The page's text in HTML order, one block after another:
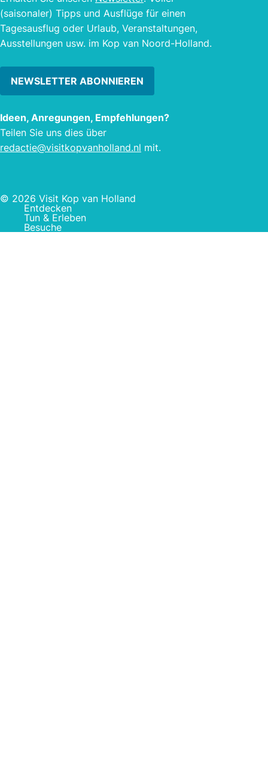
(saisonaler) Tipps und Ausflüge für einen
Tagesausflug oder Urlaub, Veranstaltungen,
Ausstellungen usw. im Kop van Noord-Holland.
NEWSLETTER ABONNIEREN
Ideen, Anregungen, Empfehlungen?
Teilen Sie uns dies über
redactie@visitkopvanholland.nl mit.
© 2026 Visit Kop van Holland
Entdecken
Tun & Erleben
Besuche